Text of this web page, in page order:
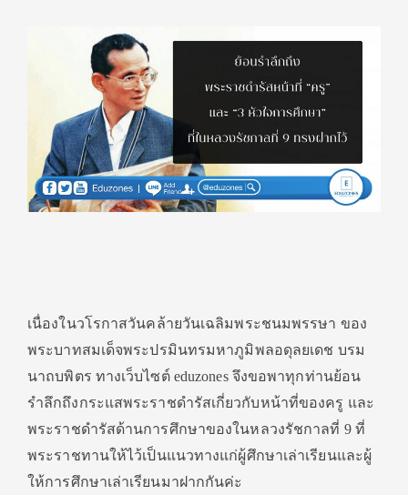
เนื่องในวโรกาสวันคล้ายวันเฉลิมพระชนมพรรษา ของ
พระบาทสมเด็จพระปรมินทรมหาภูมิพลอดุลยเดช บรม
นาถบพิตร ทางเว็บไซต์ eduzones จึงขอพาทุกท่านย้อน
รำลึกถึงกระแสพระราชดำรัสเกี่ยวกับหน้าที่ของครู และ
พระราชดำรัสด้านการศึกษาของในหลวงรัชกาลที่ 9 ที่
พระราชทานให้ไว้เป็นแนวทางแก่ผู้ศึกษาเล่าเรียนและผู้
ให้การศึกษาเล่าเรียนมาฝากกันค่ะ